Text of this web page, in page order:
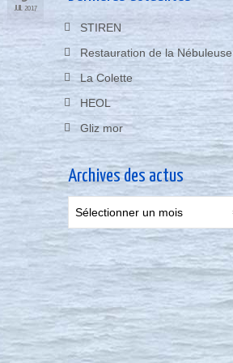
JUIL 2017
STIREN
Restauration de la Nébuleuse
La Colette
HEOL
Gliz mor
Archives des actus
des
actus